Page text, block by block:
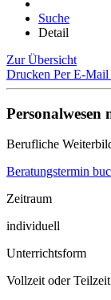
Suche
Detail
Zur Übersicht
Drucken Per E-Mail
Berufliche
Beratungstermin
Zeitraum
individuell
Unterrichtsform
Vollzeit oder Teilzeit